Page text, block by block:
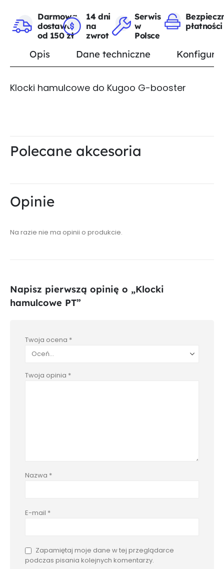
Darmowa
dostawa
od 150 zł
14 dni
na
zwrot
Serwis
w
Polsce
płatności
Opis Dane techniczne
Klocki hamulcowe do Kugoo G-booster
Polecane akcesoria
Opinie
Na razie nie ma opinii o produkcie.
Napisz pierwszą opinię o „Klocki
hamulcowe PT”
Twoja ocena *
Twoja opinia *
Nazwa *
E-mail *
Zapamiętaj moje dane w tej przeglądarce
podczas pisania kolejnych komentarzy.